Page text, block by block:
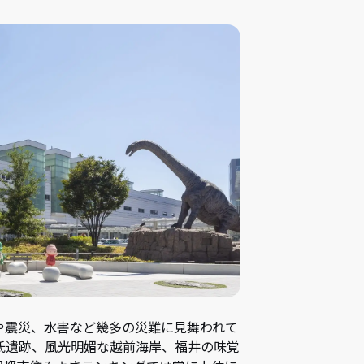
災、水害など幾多の災難に見舞われて
跡、風光明媚な越前海岸、福井の味覚